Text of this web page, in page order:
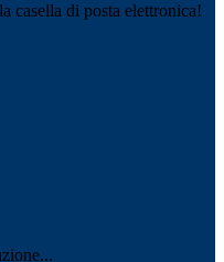
casella di posta elettronica!